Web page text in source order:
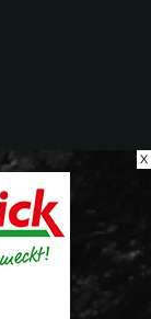
X